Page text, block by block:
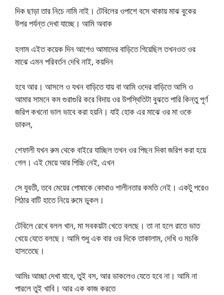
দিক ছাড়া তার নিচে নামি নাই। টেবিলের ওপাশে বসে থাকায় মাঝ বুকের
উপর পর্যন্ত দেখা যাচ্ছে। আমি অবাক
হলাম এইত কয়েক দিন আগেও আমাদের বাড়িতে গিয়েছিল তখনওত ওর
মাঝে এমন পরিবর্তন দেখি নাই, কয়দিন
হবে আর। আসলে ও যখন বাড়িতে যায় বা আমি ওদের বাড়িতে আসি ও
আমার সামনে কম গুরাগুরি করে বিদায় ওর উপস্থিতিটা বুঝতে পারি কিন্তু পূর্ণ
জরিপ কখনো ভাল ভাবে করা হয়নি। যাই হোক এর মাঝে ওর মা ওকে
ডাকল,
শেফালী যখন রুম থেকে বাইরে যাচ্ছিল তখন ওর পিছন দিকা জরিপ করা হয়ে
গেল। এই মেয়ে আর পিচ্চি নেই, এখন
সে যুবতী, তবে মেয়ের পোষাকে কোথাও শালীনতার কমতি নেই। একটু পরেও
পিঠার বাটি হাতে নিয়ে রুমে ডুকল।
টেবিলে রেখে বলল খান, মা সবকয়টা খেতে বলছে। তা না হলে রাতে ভাত
খেয়ে যেতে বলছে। আমি শুধু এক বার ওর দিকে তাকালাম, দেখি ও মচকি
হাসতেছে।
আমিঃ আচ্ছা দেখা যাবে, তুই বস, আর ডাকলেও যেতে হবে না। আমি না
পারলে তুই খাবি। আর এক কাজ করতে